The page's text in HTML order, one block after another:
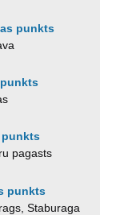
punkts
punkts
pagasts
punkts
Staburaga